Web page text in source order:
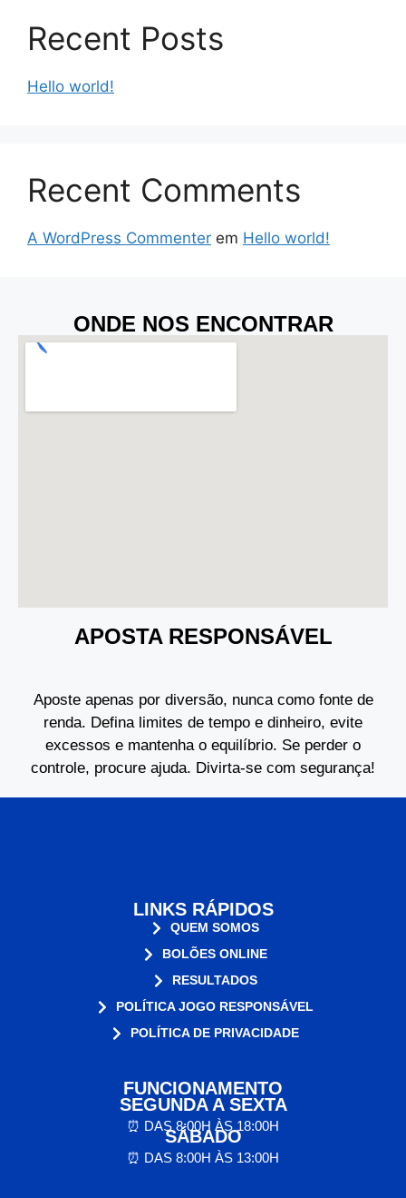
Recent Posts
Hello world!
Recent Comments
A WordPress Commenter em Hello world!
ONDE NOS ENCONTRAR
APOSTA RESPONSÁVEL
Aposte apenas por diversão, nunca como fonte de
renda. Defina limites de tempo e dinheiro, evite
excessos e mantenha o equilíbrio. Se perder o
controle, procure ajuda. Divirta-se com segurança!
LINKS RÁPIDOS
QUEM SOMOS
BOLÕES ONLINE
RESULTADOS
POLÍTICA JOGO RESPONSÁVEL
POLÍTICA DE PRIVACIDADE
FUNCIONAMENTO
SEGUNDA A SEXTA
⏰ DAS 8:00H ÀS 18:00H
SÁBADO
⏰ DAS 8:00H ÀS 13:00H